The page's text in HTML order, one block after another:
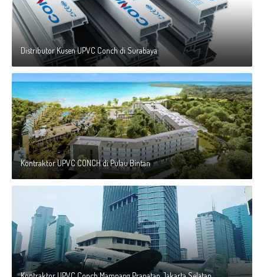
Distributor Kusen UPVC Conch di Surabaya
Kontraktor UPVC CONCH di Pulau Bintan